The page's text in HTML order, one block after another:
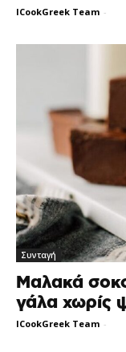
ICookGreek Team -
Συνταγή
Μαλακά
γάλα χωρίς
ICookGreek Team -